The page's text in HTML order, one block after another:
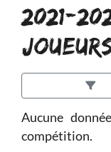
2021-
Aucune
compétition.